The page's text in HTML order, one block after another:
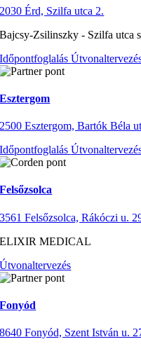
2030 Érd, Szilfa utca 2.
Bajcsy-Zsilinszky - Szilfa utca
Időpontfoglalás
Esztergom
2500 Esztergom, Bartók Béla
Időpontfoglalás
Felsőzsolca
3561 Felsőzsolca, Rákóczi u.
ELIXIR MEDICAL
Útvonaltervezés
Fonyód
8640 Fonyód, Szent István u.